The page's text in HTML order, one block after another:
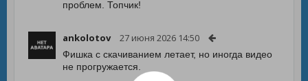
проблем. Топчик!
ankolotov 27 июня 2026 14:50
Фишка с скачиванием летает, но иногда видео
не прогружается.